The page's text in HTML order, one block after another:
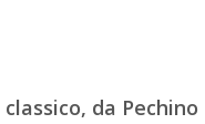
da Pechino